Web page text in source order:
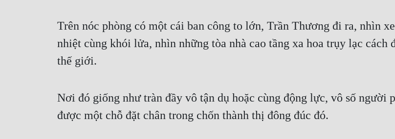
Trên nóc phòng có một cái ban công to lớn, Trần Thương đi ra, nhìn
nhiệt cùng khói lửa, nhìn những tòa nhà cao tầng xa hoa trụy lạc
thế giới.
Nơi đó giống như tràn đầy vô tận dụ hoặc cùng động lực, vô số người
được một chỗ đặt chân trong chốn thành thị đông đúc đó.